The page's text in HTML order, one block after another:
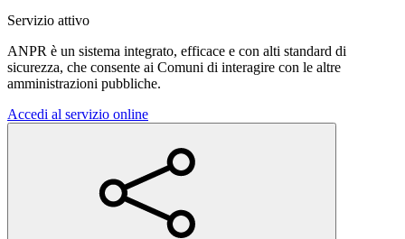
Servizio attivo
ANPR è un sistema integrato, efficace e con alti standard di
sicurezza, che consente ai Comuni di interagire con le altre
amministrazioni pubbliche.
Accedi al servizio online